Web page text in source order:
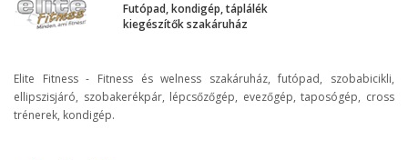
Futópad, kondigép, táplálék
kiegészítők szakáruház
Elite Fitness - Fitness és welness szakáruház, futópad, szobabicikli,
ellipszisjáró, szobakerékpár, lépcsőzőgép, evezőgép, taposógép, cross
trénerek, kondigép.